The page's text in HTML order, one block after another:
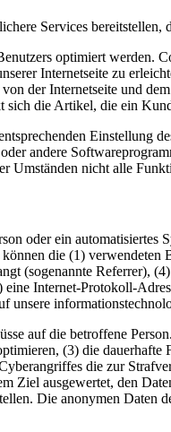
Services
optimiert werden.
Internetseite zu
der Internetseite und
die Artikel, die ein
Einstellung
andere
Umständen nicht alle
oder ein
die (1)
(sogenannte Referrer),
Internet-Protokoll-
auf die betroffene
(3) die
die zur
ausgewertet, den
Die anonymen